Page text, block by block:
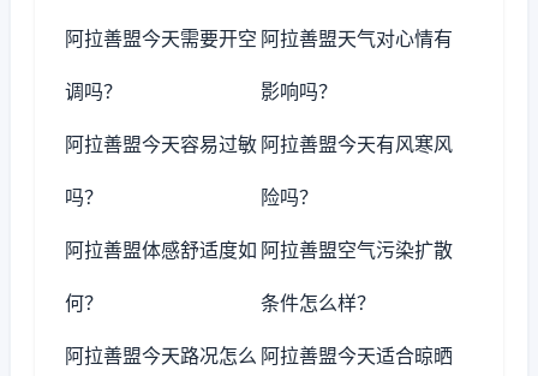
阿拉善盟今天需要开空
调吗？
阿拉善盟天气对心情有
影响吗？
阿拉善盟今天容易过敏
吗？
阿拉善盟今天有风寒风
险吗？
阿拉善盟体感舒适度如
何？
阿拉善盟空气污染扩散
条件怎么样？
阿拉善盟今天路况怎么 阿拉善盟今天适合晾晒